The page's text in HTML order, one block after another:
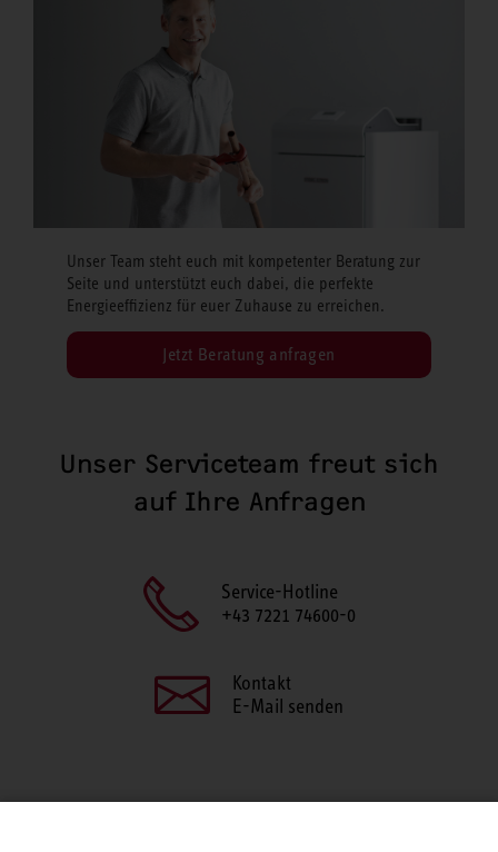
Unser Team steht euch mit kompetenter Beratung zur
Seite und unterstützt euch dabei, die perfekte
Energieeffizienz für euer Zuhause zu erreichen.
Jetzt Beratung anfragen
Unser Serviceteam freut sich
auf Ihre Anfragen
Service-Hotline
+43 7221 74600-0
Kontakt
E-Mail senden